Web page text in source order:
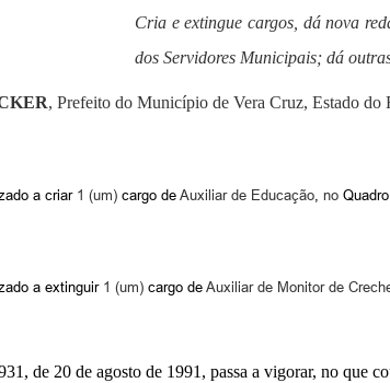
Cria e extingue cargos, dá nova
dos Servidores Municipais; dá
, Prefeito do Município de Vera Cruz, Estado do
a criar 1 (um) cargo de Auxiliar de Educação, no
a extinguir 1 (um) cargo de Auxiliar de Monitor de
de 20 de agosto de 1991, passa a vigorar, no que